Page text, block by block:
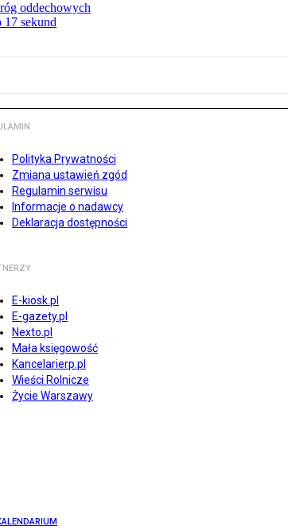
oddechowych
17 sekund
Polityka Prywatności
Zmiana ustawień zgód
Regulamin serwisu
Informacje o nadawcy
Deklaracja dostępności
E-kiosk.pl
E-gazety.pl
Nexto.pl
Mała księgowość
Kancelarierp.pl
Wieści Rolnicze
Życie Warszawy